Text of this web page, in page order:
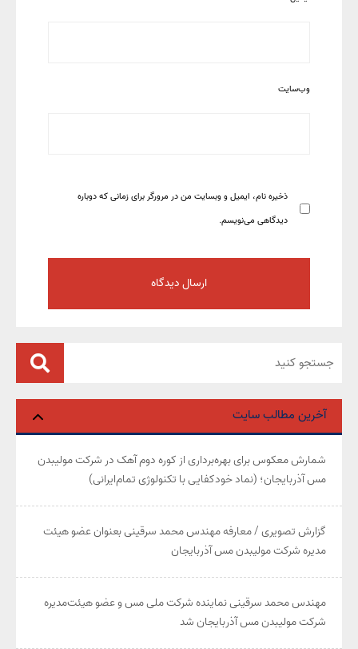
آخرین مطالب سایت
شمارش معکوس برای بهره‌برداری از کوره دوم آهک در شرکت مولیبدن
مس آذربایجان؛ (نماد خودکفایی با تکنولوژی تمام‌ایرانی)
گزارش تصویری / معارفه مهندس محمد سرقینی بعنوان عضو هیئت‌
مدیره شرکت مولیبدن مس آذربایجان
مهندس محمد سرقینی نماینده شرکت ملی مس و عضو هیئت‌مدیره
شرکت مولیبدن مس آذربایجان شد
وب‌سایت
ذخیره نام، ایمیل و وبسایت من در مرورگر برای زمانی که دوباره
دیدگاهی می‌نویسم.